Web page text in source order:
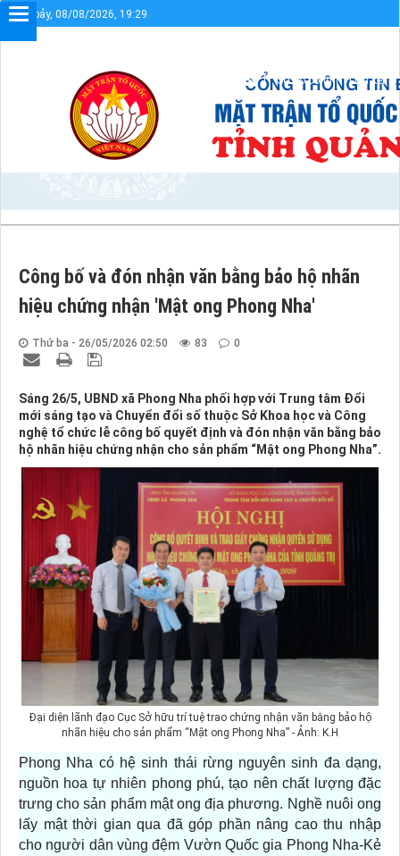
Thứ bảy, 08/08/2026, 19:29
Sơ đồ cổng Liên kết
Công bố và đón nhận văn bằng bảo hộ nhãn
hiệu chứng nhận 'Mật ong Phong Nha'
Thứ ba - 26/05/2026 02:50 83 0
Sáng 26/5, UBND xã Phong Nha phối hợp với Trung tâm Đổi
mới sáng tạo và Chuyển đổi số thuộc Sở Khoa học và Công
nghệ tổ chức lễ công bố quyết định và đón nhận văn bằng bảo
hộ nhãn hiệu chứng nhận cho sản phẩm “Mật ong Phong Nha”.
Đại diện lãnh đạo Cục Sở hữu trí tuệ trao chứng nhận văn bằng bảo hộ
nhãn hiệu cho sản phẩm “Mật ong Phong Nha” - Ảnh: K.H
Phong Nha có hệ sinh thái rừng nguyên sinh đa dạng,
nguồn hoa tự nhiên phong phú, tạo nên chất lượng đặc
trưng cho sản phẩm mật ong địa phương. Nghề nuôi ong
lấy mật thời gian qua đã góp phần nâng cao thu nhập
cho người dân vùng đệm Vườn Quốc gia Phong Nha-Kẻ